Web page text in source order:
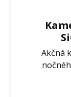
Akčná